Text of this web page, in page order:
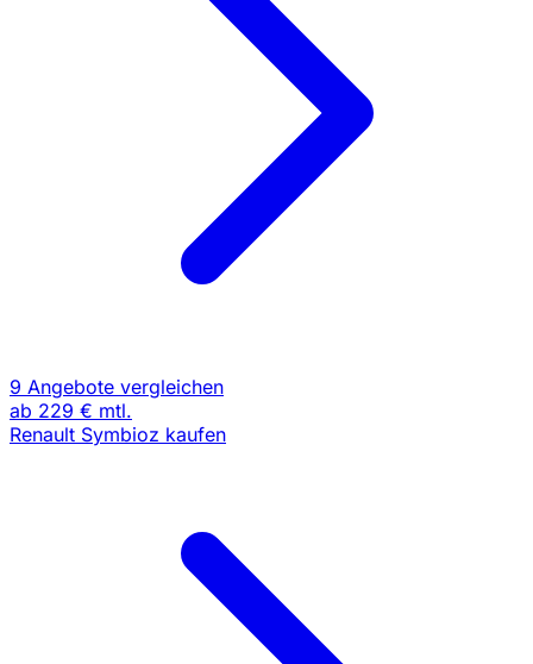
9 Angebote vergleichen
ab 229 € mtl.
Renault Symbioz kaufen